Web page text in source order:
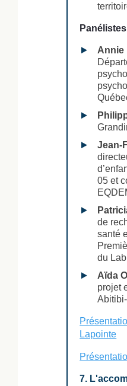
Annie
Jean-
05 et
de
santé
du
Aïda
projet
Lapointe
7.